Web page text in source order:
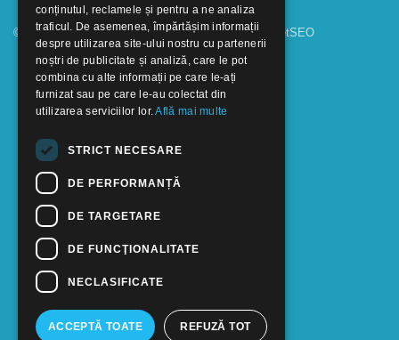
© 2018 - 2026 GOOFFICE. Realizat si configurat netSEO
conținutul, reclamele și pentru a ne analiza
traficul. De asemenea, împărtășim informații
despre utilizarea site-ului nostru cu partenerii
noștri de publicitate și analiză, care le pot
combina cu alte informații pe care le-ați
furnizat sau pe care le-au colectat din
utilizarea serviciilor lor.Află mai multe
STRICT NECESARE
DE PERFORMANȚĂ
DE TARGETARE
DE FUNCŢIONALITATE
NECLASIFICATE
ACCEPTĂ TOATE REFUZĂ TOT